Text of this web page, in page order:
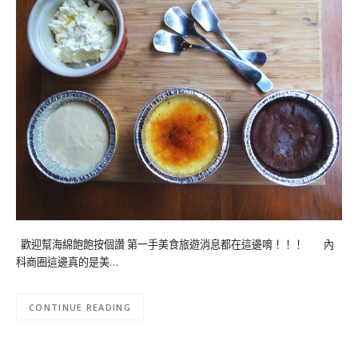
歡迎幫海綿飽飽按個讚 第一手美食旅遊消息都在這邊唷！！！ 內
科商圈這邊真的是美…
CONTINUE READING